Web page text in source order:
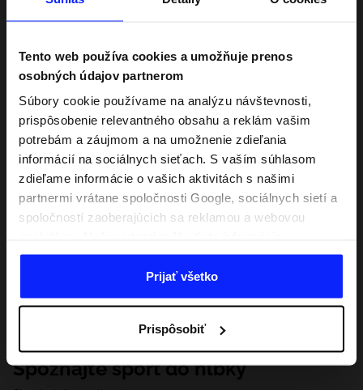
Tento web používa cookies a umožňuje prenos
osobných údajov partnerom
Súbory cookie používame na analýzu návštevnosti,
prispôsobenie relevantného obsahu a reklám vašim
potrebám a záujmom a na umožnenie zdieľania
informácií na sociálnych sieťach. S vaším súhlasom
zdieľame informácie o vašich aktivitách s našimi
partnermi vrátane spoločnosti Google, sociálnych sietí a
spoločností zaoberajúcich sa reklamou a webovou
kombinovať s inými, ktoré poskytnete mimo tejto
webovej stránky, ako aj s údajmi, ktoré získajú v
dôsledku vášho používania ich služieb. S vaším
našim partnerom, aby sme zacielili a zlepšili spôsob
zobrazovania online reklamy, vykonali analytický
prieskum, upravili obsah a zlepšili riešenia ponúkané
Prijať všetko
Prispôsobiť
Spoznajte šport do hĺbky